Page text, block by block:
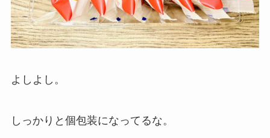
よしよし。
しっかりと個包装になってるな。